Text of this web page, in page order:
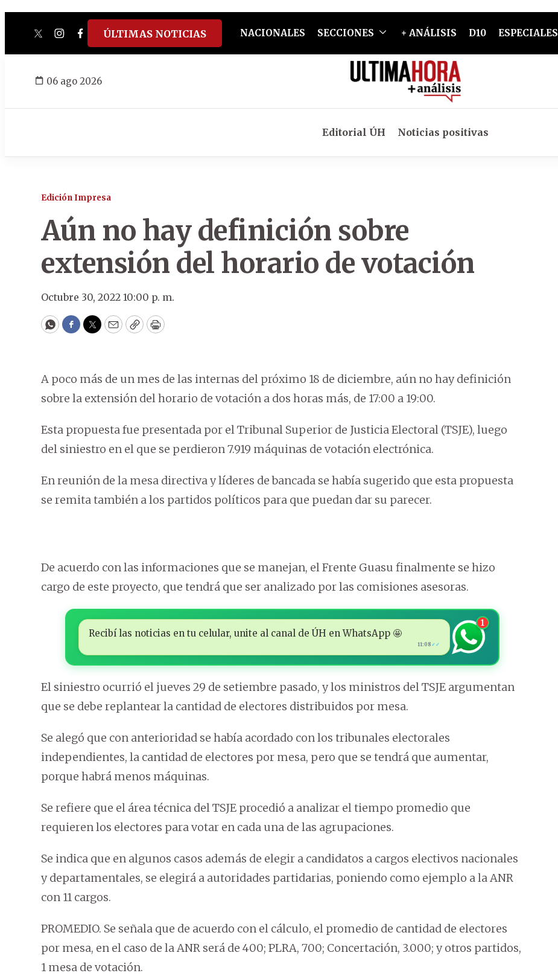
twitterinstagram
facebook
tiktokyoutube
spotify
ÚLTIMAS NOTICIAS NACIONALES SECCIONES + ANÁLISIS D10 ESPECIALES
06 ago 2026
Editorial ÚH Noticias positivas
Edición Impresa
Aún no hay definición sobre
extensión del horario de votación
Octubre 30, 2022 10:00 p. m.
WhatsApp
Facebook
Twitter
EmailCopyPrint
A poco más de un mes de las internas del próximo 18 de diciembre, aún no hay definición
sobre la extensión del horario de votación a dos horas más, de 17:00 a 19:00.
Esta propuesta fue presentada por el Tribunal Superior de Justicia Electoral (TSJE), luego
del siniestro en el que se perdieron 7.919 máquinas de votación electrónica.
En reunión de la mesa directiva y líderes de bancada se había sugerido que esta propuesta
se remita también a los partidos políticos para que puedan dar su parecer.
De acuerdo con las informaciones que se manejan, el Frente Guasu finalmente se hizo
cargo de este proyecto, que tendrá que ser analizado por las comisiones asesoras.
Recibí las noticias en tu celular, unite al canal de ÚH en WhatsApp 🤩
11:08 ✓✓
1
El siniestro ocurrió el jueves 29 de setiembre pasado, y los ministros del TSJE argumentan
que se debe replantear la cantidad de electores distribuidos por mesa.
Se alegó que con anterioridad se había acordado con los tribunales electorales
independientes, la cantidad de electores por mesa, pero que se tendrá que aumentar,
porque habrá menos máquinas.
Se refiere que el área técnica del TSJE procedió a analizar el tiempo promedio que
requieren los electores para votar en cada una de las agrupaciones.
Se indica que en algunos casos además de elegir a candidatos a cargos electivos nacionales
y departamentales, se elegirá a autoridades partidarias, poniendo como ejemplo a la ANR
con 11 cargos.
PROMEDIO. Se señala que de acuerdo con el cálculo, el promedio de cantidad de electores
por mesa, en el caso de la ANR será de 400; PLRA, 700; Concertación, 3.000; y otros partidos,
1 mesa de votación.